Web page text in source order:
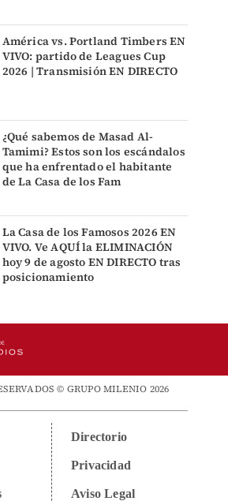
América vs. Portland Timbers EN
VIVO: partido de Leagues Cup
2026 | Transmisión EN DIRECTO
¿Qué sabemos de Masad Al-
Tamimi? Estos son los escándalos
que ha enfrentado el habitante
de La Casa de los Fam
La Casa de los Famosos 2026 EN
VIVO. Ve AQUÍ la ELIMINACIÓN
hoy 9 de agosto EN DIRECTO tras
posicionamiento
© GRUPO MILENIO 2026
Directorio
Privacidad
Aviso Legal